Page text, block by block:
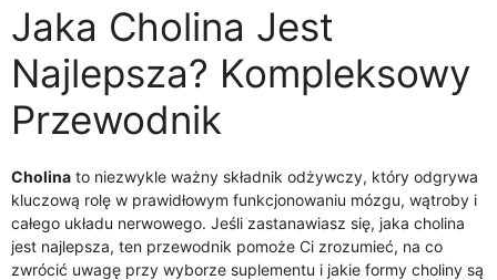
Jaka Cholina Jest
Najlepsza? Kompleksowy
Przewodnik
Cholina to niezwykle ważny składnik odżywczy, który odgrywa
kluczową rolę w prawidłowym funkcjonowaniu mózgu, wątroby i
całego układu nerwowego. Jeśli zastanawiasz się, jaka cholina
jest najlepsza, ten przewodnik pomoże Ci zrozumieć, na co
zwrócić uwagę przy wyborze suplementu i jakie formy choliny są